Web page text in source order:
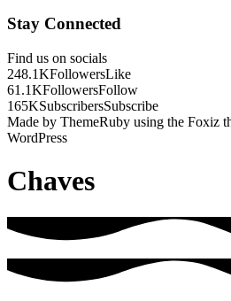
Stay Connected
Find us on socials
248.1KFollowersLike
61.1KFollowersFollow
165KSubscribersSubscribe
Made by ThemeRuby using the Foxiz
WordPress
Chaves